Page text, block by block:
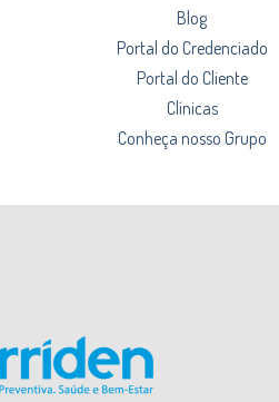
Blog
Portal do Credenciado
Portal do Cliente
Clínicas
Conheça nosso Grupo